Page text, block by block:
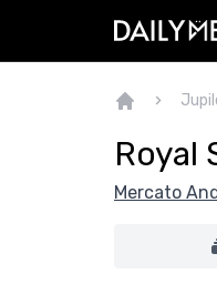
Royal
Mercato